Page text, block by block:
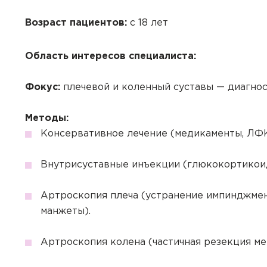
Возраст пациентов: с 18 лет
Область интересов специалиста:
Фокус: плечевой и коленный суставы —
Методы:
Консервативное лечение (медикаменты,
Внутрисуставные инъекции
Артроскопия плеча (устранение
манжеты).
Артроскопия колена (частичная резекция
К данному приёму
Закрыть
аккаунта. Для
Купить
Отправить